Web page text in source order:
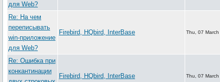
для Web?
Re: На чем
переписывать
win-приложение
для Web?
Firebird, HQbird, InterBase Thu, 07
Re: Ошибка при
конкантинации
Firebird, HQbird, InterBase Thu, 07